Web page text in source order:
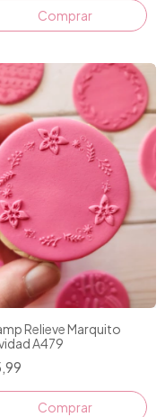
Relieve Marquito
A479